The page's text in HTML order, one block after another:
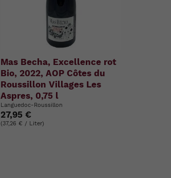
Mas Becha, Excellence rot
Bio, 2022, AOP Côtes du
Roussillon Villages Les
Aspres, 0,75 l
Languedoc-Roussillon
27,95 €
(37,26 € / Liter)